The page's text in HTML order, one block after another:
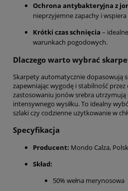
Ochrona antybakteryjna z
nieprzyjemne zapachy i
Krótki czas schnięcia –
warunkach pogodowych.
Dlaczego warto wybrać
Skarpety automatycznie dopasowują
zapewniając wygodę i stabilność przez
zastosowaniu jonów srebra utrzymują
intensywnego wysiłku. To idealny
szlaki czy codzienne użytkowanie w
Specyfikacja
Producent: Mondo Calza,
Skład:
50% wełna merynosowa